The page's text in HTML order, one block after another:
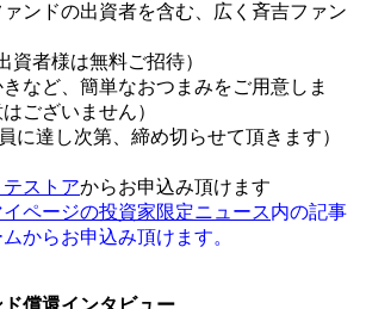
ンドの出資者を含む、広く斉吉ファン
資者様は無料ご招待）
きなど、簡単なおつまみをご用意しま
ございません）
に達し次第、締め切らせて頂きます）
ストアからお申込み頂けます
イページの投資家限定ニュース内の記事
からお申込み頂けます。
償還インタビュー